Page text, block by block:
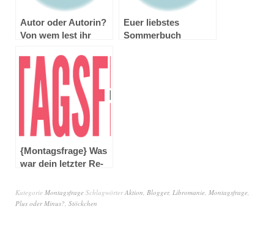
Autor oder Autorin?
Von wem lest ihr
Euer liebstes
Sommerbuch
{Montagsfrage} Was
war dein letzter Re-
Kategorie Montagsfrage SchlagwörterAktion Blogger, Libromanie Montagsfrage
Plus oder Minus? Stöckchen